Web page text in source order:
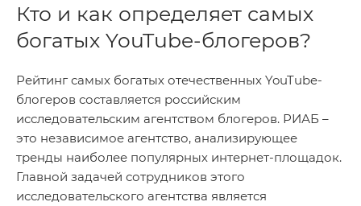
Кто и как определяет самых
богатых YouTube-блогеров?
Рейтинг самых богатых отечественных YouTube-
блогеров составляется российским
исследовательским агентством блогеров. РИАБ –
это независимое агентство, анализирующее
тренды наиболее популярных интернет-площадок.
Главной задачей сотрудников этого
исследовательского агентства является